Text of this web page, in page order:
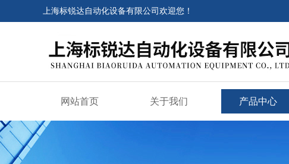
上海标锐达自动化设备有限公司欢迎您！
网站首页 关于我们 产品中心